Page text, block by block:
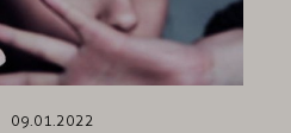
09.01.2022